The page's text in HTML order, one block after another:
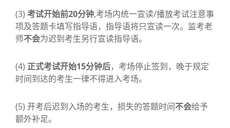
(3) 考试开始前20分钟,考场内统一宣读/播放考试注意事
项及答题卡填写指导语，指导语将只宣读一次。监考老
师不会为迟到考生另行宣读指导语。
(4) 正式考试开始15分钟后，考场停止签到，晚于规定
时间到达的考生一律不得进入考场。
(5) 开考后迟到入场的考生，损失的答题时间不会给予
额外补足。